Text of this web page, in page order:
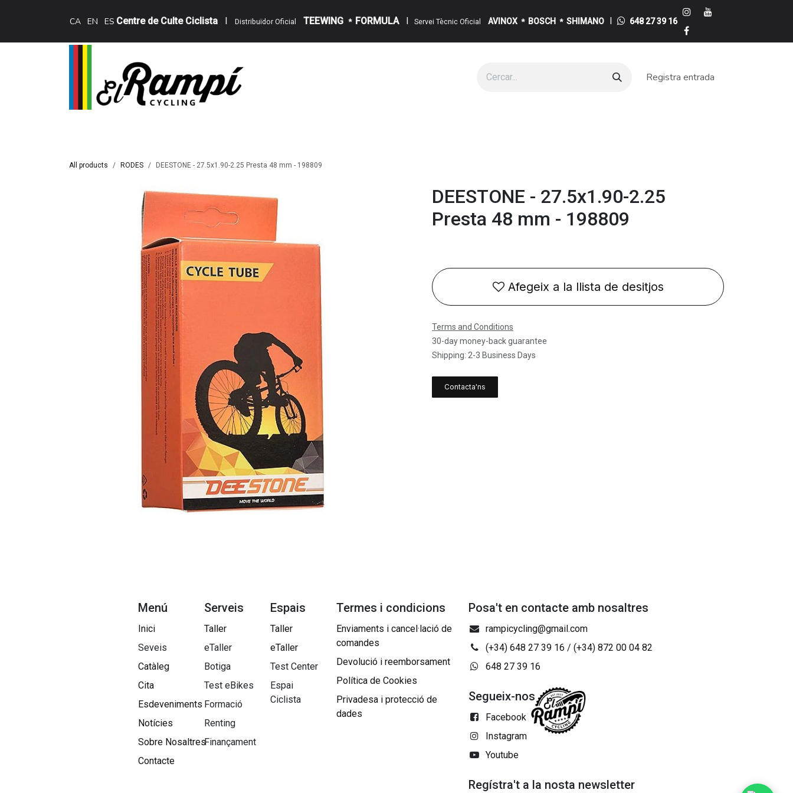
CA EN ES Centre de Culte Ciclista I Distribuïdor Oficial TEEWING * FORMULA I Servei Tècnic Oficial AVINOX * BOSCH * SHIMANO I 648 27 39 16
Registra entrada
All products RODES DEESTONE - 27.5x1.90-2.25 Presta 48 mm - 198809
DEESTONE - 27.5x1.90-2.25
Presta 48 mm - 198809
Afegeix a la llista de desitjos
Terms and Conditions
30-day money-back guarantee
Shipping: 2-3 Business Days
Contacta'ns
Menú
Inici
Seveis
Catàleg
Cita
Esdeveniments
Notícies
Sobre Nosaltres​
Contacte
Serveis
Taller
eTaller
Botiga
Test eBikes
Formació
Renting
Finançament
Espais
Taller
eTaller
Test Center
Espai
Ciclista
Termes i condicions
Enviaments i cancel·lació de
comandes
Devolució i reemborsament
Política de Cookies
Privadesa i protecció de
dades
Posa't en contacte amb nosaltres
rampicycling@gmail.com
(+34) 648 27 39 16 / (+34) 872 00 04 82
648 27 39 16
Segueix-nos
Facebook
Instagram
Youtube
Regístra't a la nosta newsletter